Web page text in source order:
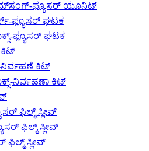
ಫ್ಯೂಸರ್ ಯೂನಿಟ್
ಫ್ಯೂಸರ್ ಘಟಕ
ಫ್ಯೂಸರ್ ಘಟಕ
ಕಿಟ್
ನಿರ್ವಹಣೆ ಕಿಟ್
ನಿರ್ವಹಣಾ ಕಿಟ್
ಫಿಲ್ಮ್ ಸ್ಲೀವ್
ಫಿಲ್ಮ್ ಸ್ಲೀವ್
ಫಿಲ್ಮ್ ಸ್ಲೀವ್